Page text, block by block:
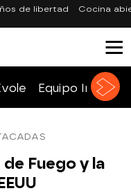
de libertad Cocina
Equipo
Fuego y la